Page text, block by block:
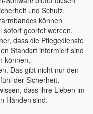
und Schutz.
können
sofort geortet werden.
dass die Pflegedienste
Standort informiert sind
können,
Das gibt nicht nur den
der Sicherheit,
dass ihre Lieben im
Händen sind.